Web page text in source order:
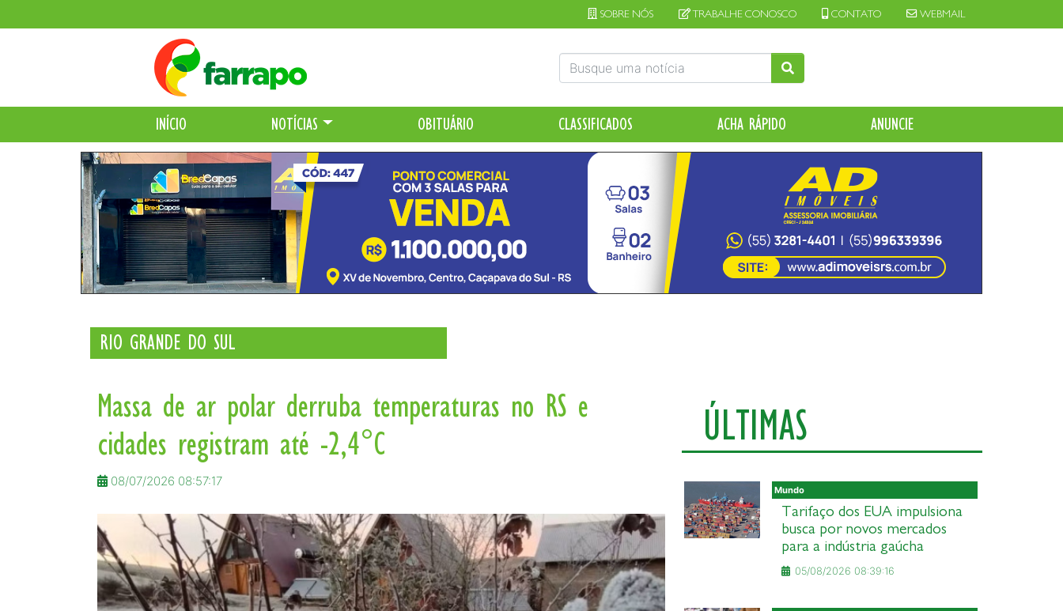
SOBRE NÓS TRABALHE CONOSCO CONTATO WEBMAIL
INÍCIO NOTÍCIAS OBITUÁRIO CLASSIFICADOS ACHA RÁPIDO ANUNCIE
RIO GRANDE DO SUL
Massa de ar polar derruba temperaturas no RS e
cidades registram até -2,4°C
08/07/2026 08:57:17
ÚLTIMAS
Mundo
Tarifaço dos EUA impulsiona
busca por novos mercados
para a indústria gaúcha
05/08/2026 08:39:16